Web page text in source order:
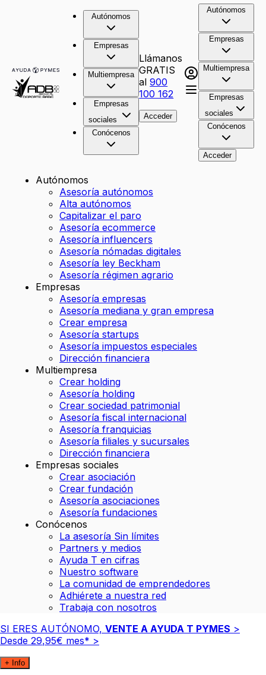
Autónomos
Empresas
Multiempresa
Empresas
sociales
Conócenos
Llámanos
GRATIS
al900
100 162
Acceder
Autónomos
Empresas
Multiempresa
Empresas
sociales
Conócenos
Acceder
Autónomos
Asesoría autónomos
Alta autónomos
Capitalizar el paro
Asesoría ecommerce
Asesoría influencers
Asesoría nómadas digitales
Asesoría ley Beckham
Asesoría régimen agrario
Empresas
Asesoría empresas
Asesoría mediana y gran empresa
Crear empresa
Asesoría startups
Asesoría impuestos especiales
Dirección financiera
Multiempresa
Crear holding
Asesoría holding
Crear sociedad patrimonial
Asesoría fiscal internacional
Asesoría franquicias
Asesoría filiales y sucursales
Dirección financiera
Empresas sociales
Crear asociación
Crear fundación
Asesoría asociaciones
Asesoría fundaciones
Conócenos
La asesoría Sin límites
Partners y medios
Ayuda T en cifras
Nuestro software
La comunidad de emprendedores
Adhiérete a nuestra red
Trabaja con nosotros
SI ERES AUTÓNOMO, VENTE A AYUDA T PYMES >
Desde 29,95€ mes* >
+ Info